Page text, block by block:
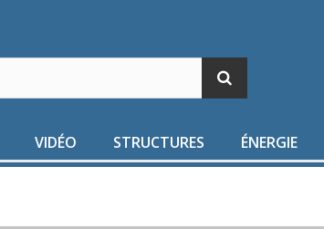
VIDÉO STRUCTURES ÉNERGIE